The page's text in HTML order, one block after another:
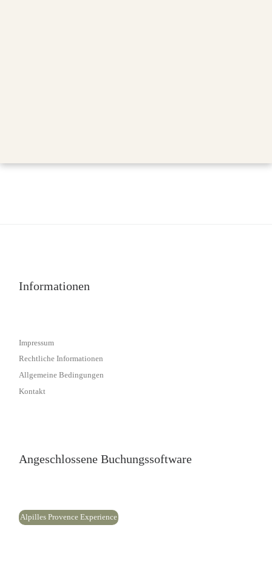
Informationen
Impressum
Rechtliche Informationen
Allgemeine Bedingungen
Kontakt
Angeschlossene Buchungssoftware
Alpilles Provence Experience